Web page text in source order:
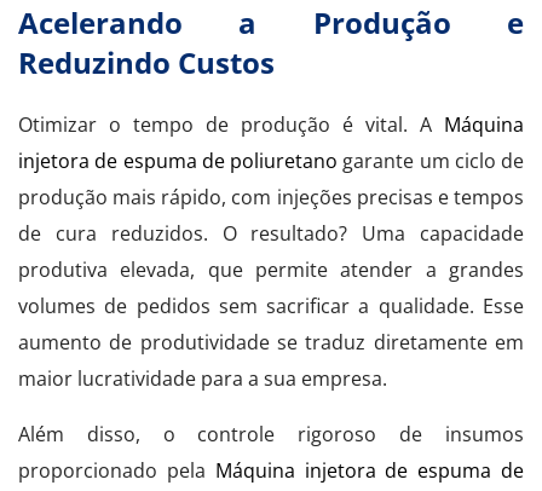
Acelerando a Produção e
Reduzindo Custos
Otimizar o tempo de produção é vital. A Máquina
injetora de espuma de poliuretano garante um ciclo de
produção mais rápido, com injeções precisas e tempos
de cura reduzidos. O resultado? Uma capacidade
produtiva elevada, que permite atender a grandes
volumes de pedidos sem sacrificar a qualidade. Esse
aumento de produtividade se traduz diretamente em
maior lucratividade para a sua empresa.
Além disso, o controle rigoroso de insumos
proporcionado pela Máquina injetora de espuma de